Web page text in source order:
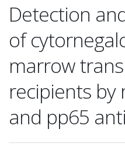
Detection
of
marrow
recipients by
and pp65